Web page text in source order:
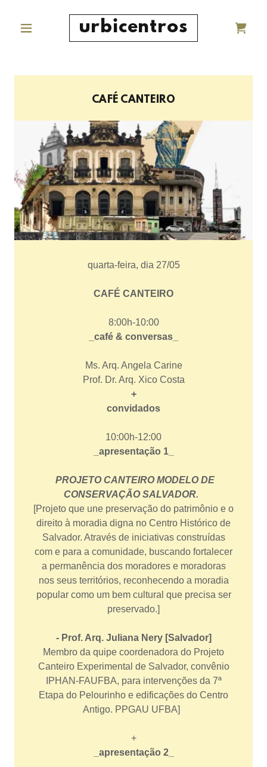
urbicentros
CAFÉ CANTEIRO
quarta-feira, dia 27/05
CAFÉ CANTEIRO
8:00h-10:00
_café & conversas_
Ms. Arq. Angela Carine
Prof. Dr. Arq. Xico Costa
+
convidados
10:00h-12:00
_apresentação 1_
PROJETO CANTEIRO MODELO DE
CONSERVAÇÃO SALVADOR.
[Projeto que une preservação do patrimônio e o
direito à moradia digna no Centro Histórico de
Salvador. Através de iniciativas construídas
com e para a comunidade, buscando fortalecer
a permanência dos moradores e moradoras
nos seus territórios, reconhecendo a moradia
popular como um bem cultural que precisa ser
preservado.]
- Prof. Arq. Juliana Nery [Salvador]
Membro da quipe coordenadora do Projeto
Canteiro Experimental de Salvador, convênio
IPHAN-FAUFBA, para intervenções da 7ª
Etapa do Pelourinho e edificações do Centro
Antigo. PPGAU UFBA]
+
_apresentação 2_